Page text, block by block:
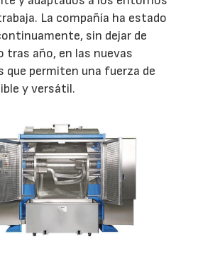
La compañía ha estado
sin dejar de
tras año, en las nuevas
que permiten una fuerza de
y versátil.